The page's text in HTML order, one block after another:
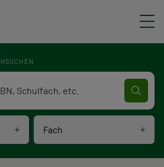
Fach